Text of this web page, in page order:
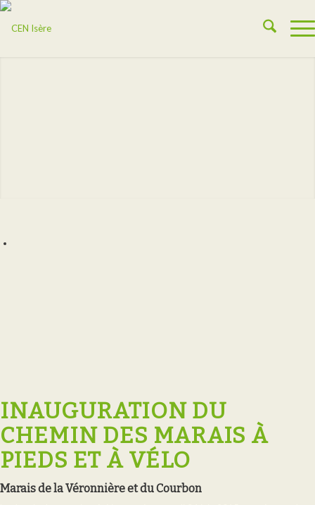
INAUGURATION DU
CHEMIN DES MARAIS À
PIEDS ET À VÉLO
Marais de la Véronnière et du Courbon